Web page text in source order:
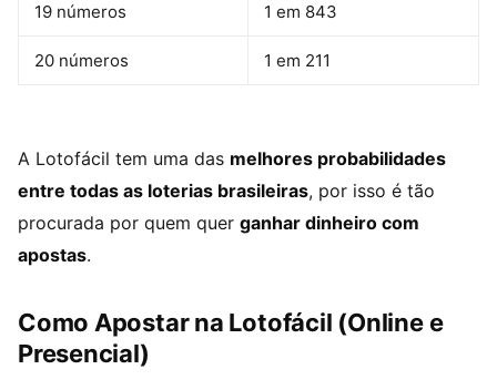
19 números 1 em 843
20 números 1 em 211
A Lotofácil tem uma das melhores probabilidades
entre todas as loterias brasileiras, por isso é tão
procurada por quem quer ganhar dinheiro com
apostas.
Como Apostar na Lotofácil (Online e
Presencial)